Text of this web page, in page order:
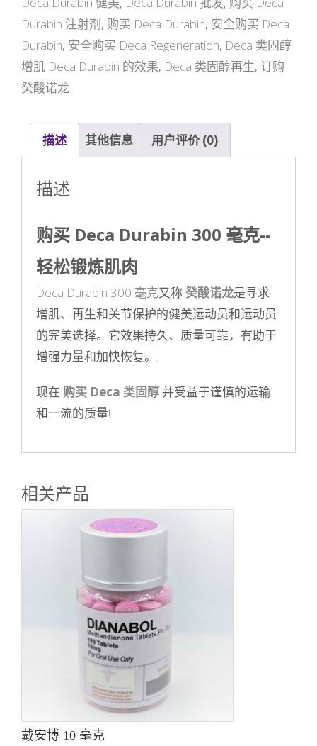
Durabin 注射剂, 购买 Deca Durabin, 安全购买 Deca
Durabin, 安全购买 Deca Regeneration, Deca 类固醇
增肌 Deca Durabin 的效果, Deca 类固醇再生, 订购
癸酸诺龙
描述 其他信息 用户评价 (0)
描述
购买 Deca Durabin 300 毫克--
轻松锻炼肌肉
Deca Durabin 300 毫克又称 癸酸诺龙是寻求
增肌、再生和关节保护的健美运动员和运动员
的完美选择。它效果持久、质量可靠，有助于
增强力量和加快恢复。 .
现在 购买 Deca 类固醇 并受益于谨慎的运输
和一流的质量!
相关产品
戴安博 10 毫克